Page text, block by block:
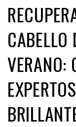
CABELLO
VERANO: